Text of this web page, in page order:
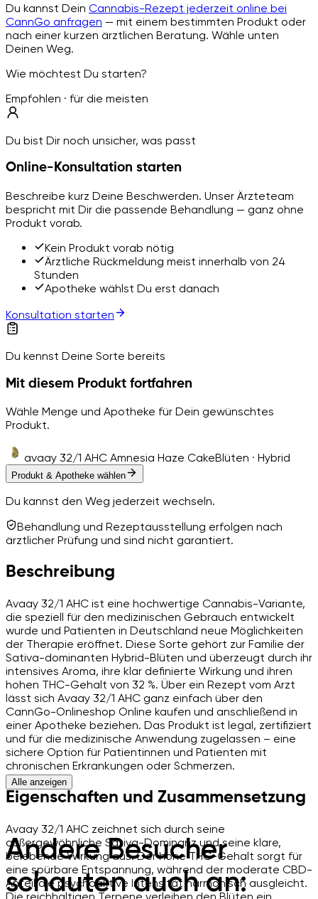
Du kannst Dein Cannabis-Rezept jederzeit online bei
CannGo anfragen — mit einem bestimmten Produkt oder
nach einer kurzen ärztlichen Beratung. Wähle unten
Deinen Weg.
Wie möchtest Du starten?
Empfohlen · für die meisten
Du bist Dir noch unsicher, was passt
Online-Konsultation starten
Beschreibe kurz Deine Beschwerden. Unser Ärzteteam
bespricht mit Dir die passende Behandlung — ganz ohne
Produkt vorab.
Kein Produkt vorab nötig
Ärztliche Rückmeldung meist innerhalb von 24
Stunden
Apotheke wählst Du erst danach
Konsultation starten
Du kennst Deine Sorte bereits
Mit diesem Produkt fortfahren
Wähle Menge und Apotheke für Dein gewünschtes
Produkt.
avaay 32/1 AHC Amnesia Haze CakeBlüten · Hybrid
Produkt & Apotheke wählen
Du kannst den Weg jederzeit wechseln.
Behandlung und Rezeptausstellung erfolgen nach
ärztlicher Prüfung und sind nicht garantiert.
Beschreibung
Avaay 32/1 AHC ist eine hochwertige Cannabis-Variante,
die speziell für den medizinischen Gebrauch entwickelt
wurde und Patienten in Deutschland neue Möglichkeiten
der Therapie eröffnet. Diese Sorte gehört zur Familie der
Sativa-dominanten Hybrid-Blüten und überzeugt durch ihr
intensives Aroma, ihre klar definierte Wirkung und ihren
hohen THC-Gehalt von 32 %. Über ein Rezept vom Arzt
lässt sich Avaay 32/1 AHC ganz einfach über den
CannGo-Onlineshop Online kaufen und anschließend in
einer Apotheke beziehen. Das Produkt ist legal, zertifiziert
und für die medizinische Anwendung zugelassen – eine
sichere Option für Patientinnen und Patienten mit
chronischen Erkrankungen oder Schmerzen.
Eigenschaften und Zusammensetzung
Avaay 32/1 AHC zeichnet sich durch seine
außergewöhnliche Sativa-Dominanz und seine klare,
belebende Wirkung aus. Der hohe THC-Gehalt sorgt für
eine spürbare Entspannung, während der moderate CBD-
Anteil die psychoaktive Intensität harmonisch ausgleicht.
Alle anzeigen
Andere Besucher
schauten auch an: